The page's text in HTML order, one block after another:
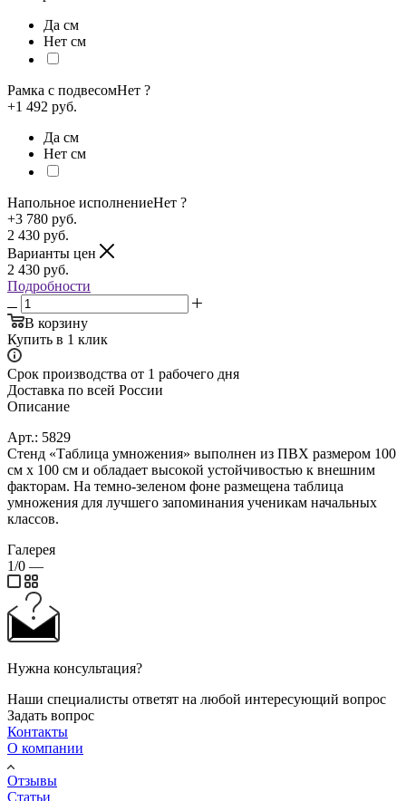
Да см
Нет см
Рамка с подвесомНет ?
+1 492 руб.
Да см
Нет см
Напольное исполнениеНет ?
+3 780 руб.
2 430 руб.
Варианты цен
2 430 руб.
Подробности
В корзину
Купить в 1 клик
Срок производства от 1 рабочего дня
Доставка по всей России
Описание
Арт.: 5829
Стенд «Таблица умножения» выполнен из ПВХ размером 100
см х 100 см и обладает высокой устойчивостью к внешним
факторам. На темно-зеленом фоне размещена таблица
умножения для лучшего запоминания ученикам начальных
классов.
Галерея
1/0 —
Нужна консультация?
Наши специалисты ответят на любой интересующий вопрос
Задать вопрос
Контакты
О компании
Отзывы
Статьи